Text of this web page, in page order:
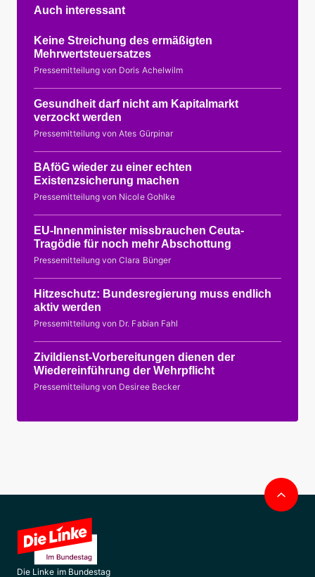
Auch interessant
Keine Streichung des ermäßigten
Mehrwertsteuersatzes
Pressemitteilung von Doris Achelwilm
Gesundheit darf nicht am Kapitalmarkt
verzockt werden
Pressemitteilung von Ates Gürpinar
BAföG wieder zu einer echten
Existenzsicherung machen
Pressemitteilung von Nicole Gohlke
EU-Innenminister missbrauchen Ceuta-
Tragödie für noch mehr Abschottung
Pressemitteilung von Clara Bünger
Hitzeschutz: Bundesregierung muss endlich
aktiv werden
Pressemitteilung von Dr. Fabian Fahl
Zivildienst-Vorbereitungen dienen der
Wiedereinführung der Wehrpflicht
Pressemitteilung von Desiree Becker
Die Linke im Bundestag